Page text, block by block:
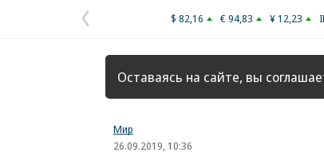
Предыдущая
страница
$ 82,16 € 94,83 ¥ 12,23
Оставаясь на сайте, вы
Мир
26.09.2019, 10:36